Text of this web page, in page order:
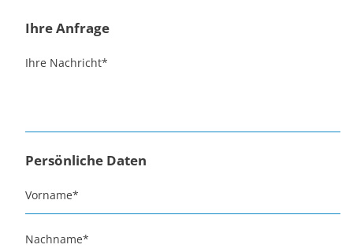
Ihre Anfrage
Ihre Nachricht*
Persönliche Daten
Vorname*
Nachname*